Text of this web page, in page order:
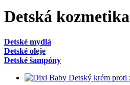
Detská kozmetika
Detské mydlá
Detské oleje
Detské šampóny